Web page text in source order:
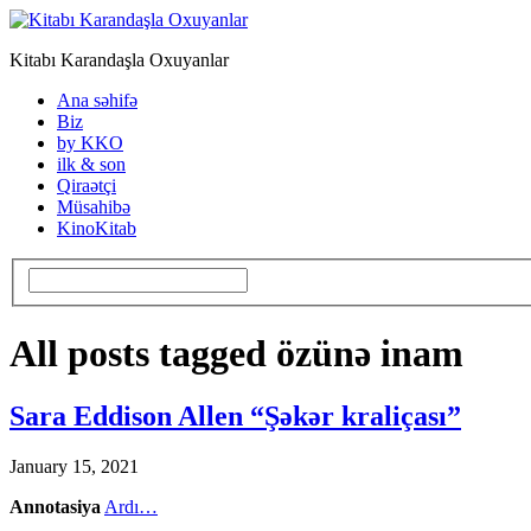
Kitabı Karandaşla Oxuyanlar
Ana səhifə
Biz
by KKO
ilk & son
Qiraətçi
Müsahibə
KinoKitab
All posts tagged özünə inam
Sara Eddison Allen “Şəkər kraliçası”
January 15, 2021
Annotasiya Ardı…